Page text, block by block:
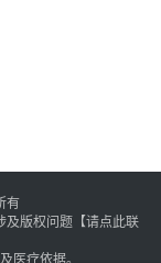
有
及版权问题【请点此联
医疗依据。